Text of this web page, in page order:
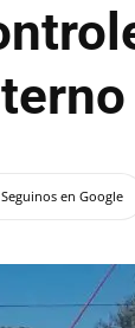
en Google